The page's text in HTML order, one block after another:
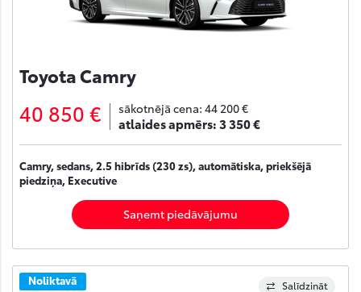
Toyota Camry
40 850 € sākotnējā cena: 44 200 €
atlaides apmērs:3 350 €
Camry, sedans, 2.5 hibrīds (230 zs), automātiska, priekšējā
piedziņa, Executive
Saņemt piedāvājumu
Salīdzināt
Noliktavā